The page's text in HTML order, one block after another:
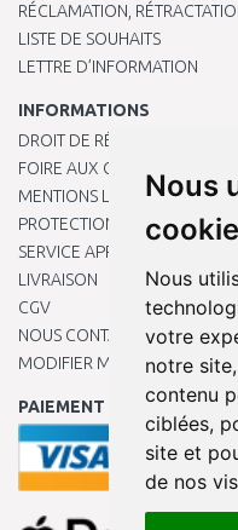
Nous
Nous
votre
notre
contenu
ciblées,
site et
de nos
RÉCLAMATION,
LISTE DE SOUHAITS
LETTRE D’INFORMATION
INFORMATIONS
DROIT DE RÉTRACTATION
FOIRE AUX QUESTIONS
MENTIONS LÉGALES
PROTECTION DES DONNÉES
SERVICE APRÈS-VENTE
LIVRAISON
CGV
NOUS CONTACTER
MODIFIER MES
PAIEMENT EN LIGNE